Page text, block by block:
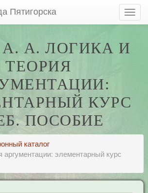
Пятигорска
А. ЛОГИКА И
ТЕОРИЯ
КУРС
ПОСОБИЕ
каталог
аргументации: элементарный курс